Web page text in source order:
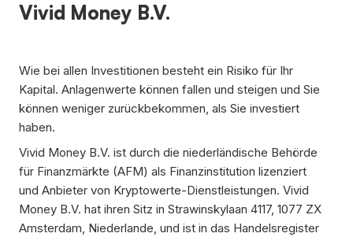
Vivid Money B.V.
Wie bei allen Investitionen besteht ein Risiko für Ihr
Kapital. Anlagenwerte können fallen und steigen und Sie
können weniger zurückbekommen, als Sie investiert
haben.
Vivid Money B.V. ist durch die niederländische Behörde
für Finanzmärkte (AFM) als Finanzinstitution lizenziert
und Anbieter von Kryptowerte-Dienstleistungen. Vivid
Money B.V. hat ihren Sitz in Strawinskylaan 4117, 1077 ZX
Amsterdam, Niederlande, und ist in das Handelsregister